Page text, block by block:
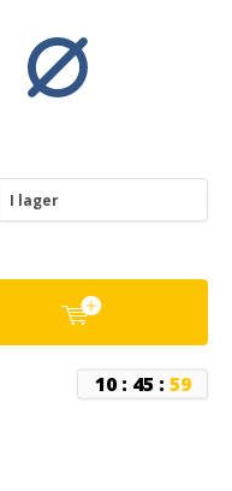
I lager
10: 45 : 59